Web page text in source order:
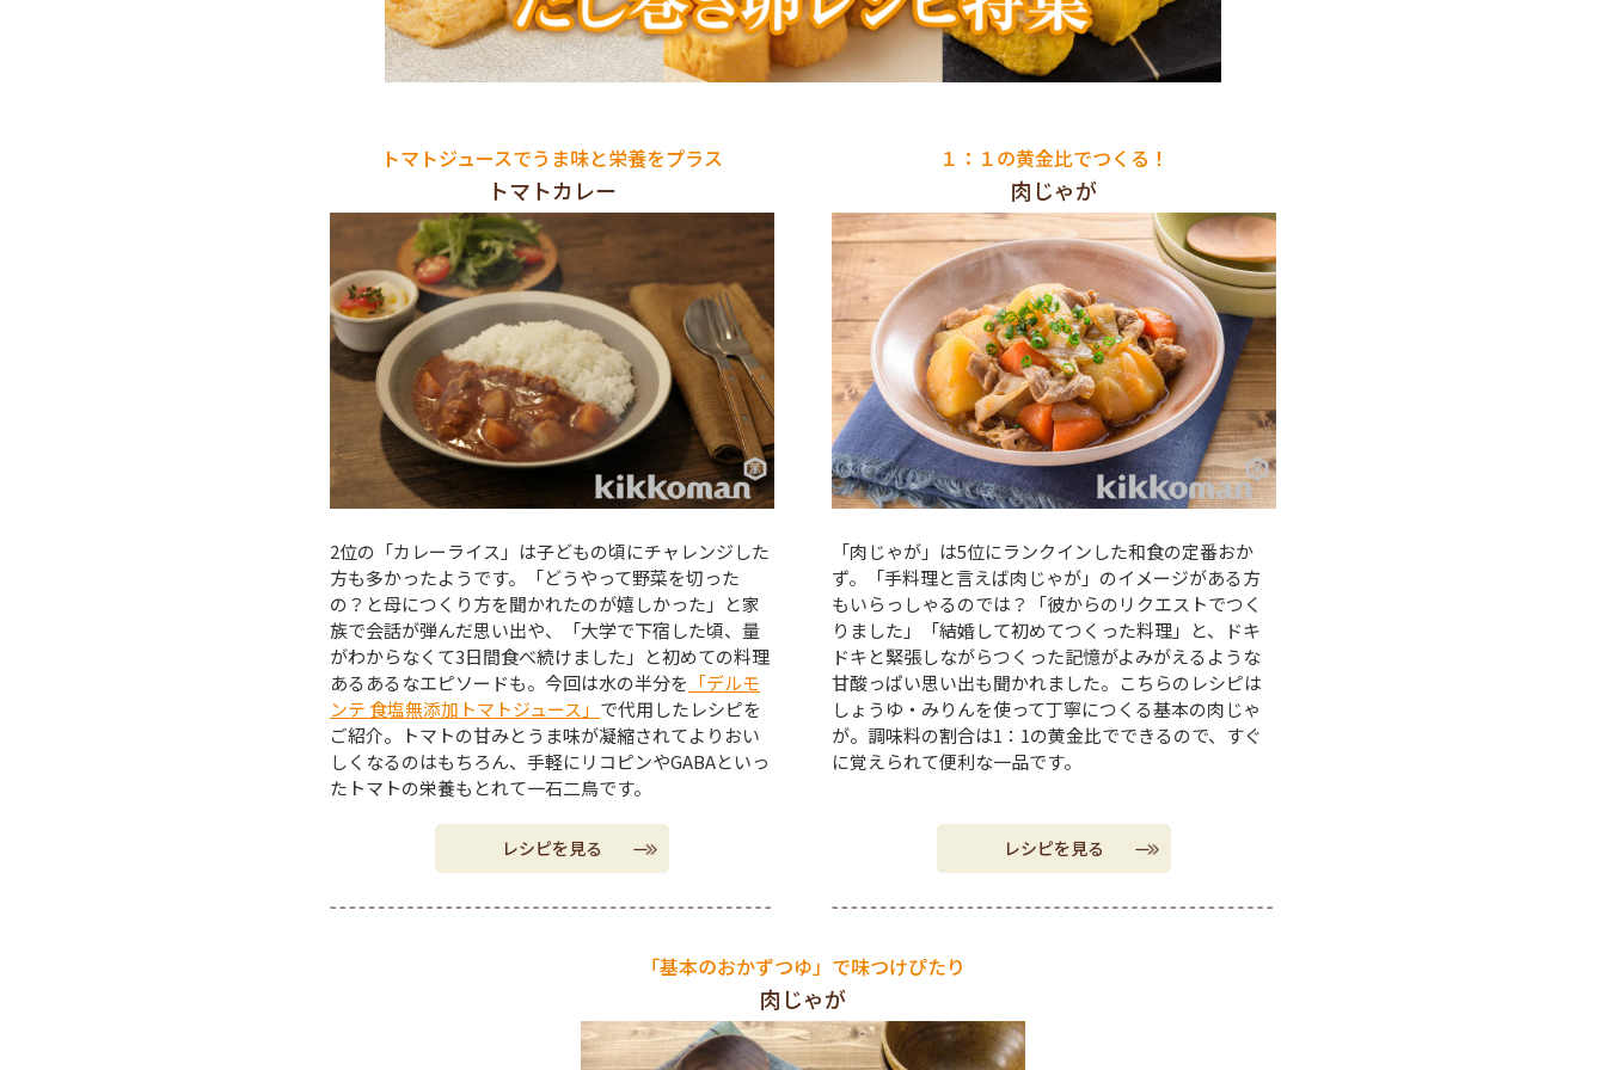
トマトジュースでうま味と栄養をプラス
トマトカレー
2位の「カレーライス」は子どもの頃にチャレンジした
方も多かったようです。「どうやって野菜を切った
の？と母につくり方を聞かれたのが嬉しかった」と家
族で会話が弾んだ思い出や、「大学で下宿した頃、量
がわからなくて3日間食べ続けました」と初めての料理
あるあるなエピソードも。今回は水の半分を 「デルモ
ンテ 食塩無添加トマトジュース」 で代用したレシピを
ご紹介。トマトの甘みとうま味が凝縮されてよりおい
しくなるのはもちろん、手軽にリコピンやGABAといっ
たトマトの栄養もとれて一石二鳥です。
レシピを見る
１：１の黄金比でつくる！
肉じゃが
「肉じゃが」は5位にランクインした和食の定番おか
ず。「手料理と言えば肉じゃが」のイメージがある方
もいらっしゃるのでは？「彼からのリクエストでつく
りました」「結婚して初めてつくった料理」と、ドキ
ドキと緊張しながらつくった記憶がよみがえるような
甘酸っぱい思い出も聞かれました。こちらのレシピは
しょうゆ・みりんを使って丁寧につくる基本の肉じゃ
が。調味料の割合は1：1の黄金比でできるので、すぐ
に覚えられて便利な一品です。
レシピを見る
「基本のおかずつゆ」で味つけぴたり
肉じゃが